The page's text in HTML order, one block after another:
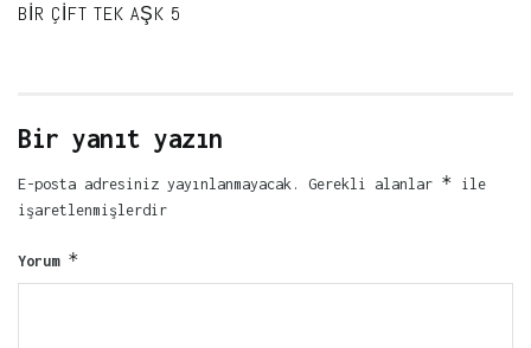
BIR ÇIFT TEK AŞK 5
Bir yanıt yazın
E-posta adresiniz yayınlanmayacak. Gerekli alanlar * ile
işaretlenmişlerdir
Yorum *